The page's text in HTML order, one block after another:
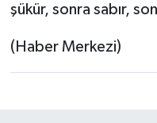
şükür, sonra sabır,
(Haber Merkezi)